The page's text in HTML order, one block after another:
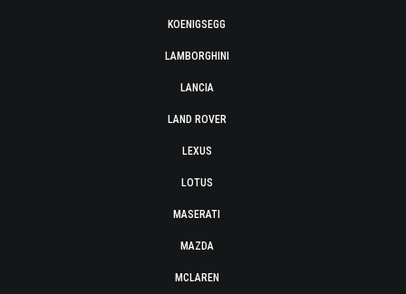
KOENIGSEGG
LAMBORGHINI
LANCIA
LAND ROVER
LEXUS
LOTUS
MASERATI
MAZDA
MCLAREN